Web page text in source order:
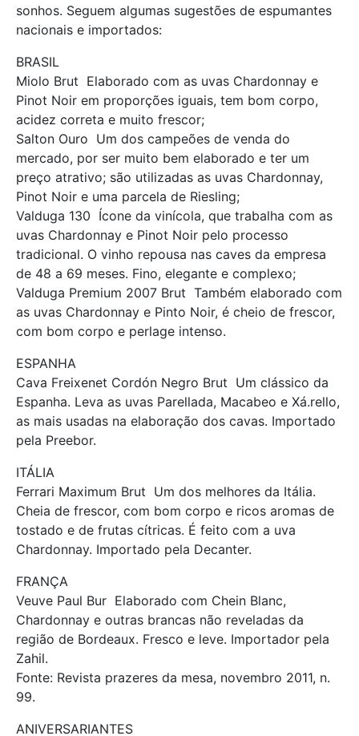
sonhos. Seguem algumas sugestões de espumantes
nacionais e importados:
BRASIL 
Miolo Brut  Elaborado com as uvas Chardonnay e
Pinot Noir em proporções iguais, tem bom corpo,
acidez correta e muito frescor;
Salton Ouro  Um dos campeões de venda do
mercado, por ser muito bem elaborado e ter um
preço atrativo; são utilizadas as uvas Chardonnay,
Pinot Noir e uma parcela de Riesling;
Valduga 130  Ícone da vinícola, que trabalha com as
uvas Chardonnay e Pinot Noir pelo processo
tradicional. O vinho repousa nas caves da empresa
de 48 a 69 meses. Fino, elegante e complexo;
Valduga Premium 2007 Brut  Também elaborado com
as uvas Chardonnay e Pinto Noir, é cheio de frescor,
com bom corpo e perlage intenso.
ESPANHA 
Cava Freixenet Cordón Negro Brut  Um clássico da
Espanha. Leva as uvas Parellada, Macabeo e Xá.rello,
as mais usadas na elaboração dos cavas. Importado
pela Preebor.
ITÁLIA 
Ferrari Maximum Brut  Um dos melhores da Itália.
Cheia de frescor, com bom corpo e ricos aromas de
tostado e de frutas cítricas. É feito com a uva
Chardonnay. Importado pela Decanter.
FRANÇA
Veuve Paul Bur  Elaborado com Chein Blanc,
Chardonnay e outras brancas não reveladas da
região de Bordeaux. Fresco e leve. Importador pela
Zahil.
Fonte: Revista prazeres da mesa, novembro 2011, n.
99.
ANIVERSARIANTES